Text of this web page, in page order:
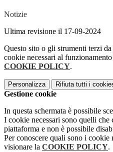
Notizie
Ultima revisione il 17-09-2024
Questo sito o gli strumenti terzi
cookie necessari al
COOKIE POLICY.
Personalizza Rifiuta tutti i
Gestione cookie
In questa schermata è possibile
I cookie necessari sono quelli
piattaforma e non è possibile
Per conoscere quali sono i cookie
visionare la COOKIE POLICY.